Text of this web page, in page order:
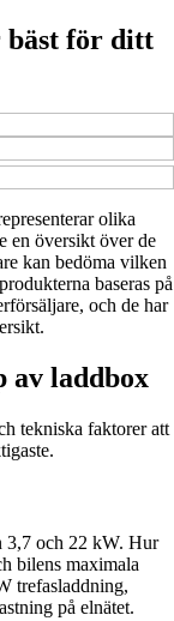
bäst för ditt
olika
en översikt över de
kan bedöma vilken
baseras på
och de har
av laddbox
tekniska faktorer att
3,7 och 22 kW. Hur
bilens maximala
trefasladdning,
på elnätet.